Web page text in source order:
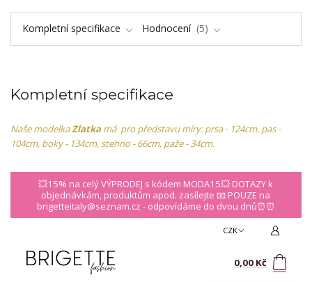
Kompletní specifikace Hodnocení 5
Kompletní specifikace
Naše modelkaZlatkamá pro představu míry: prsa - 124cm, pas -
104cm, boky - 134cm, stehno - 66cm, paže - 34cm.
💥15% na celý VÝPRODEJ s kódem MODA15💥 DOTAZY k
objednávkám, produktům apod. zasílejte 📧 POUZE na
brigetteitaly@seznam.cz - odpovídáme do dvou dnů⏰⏰
CZK
0,00 Kč